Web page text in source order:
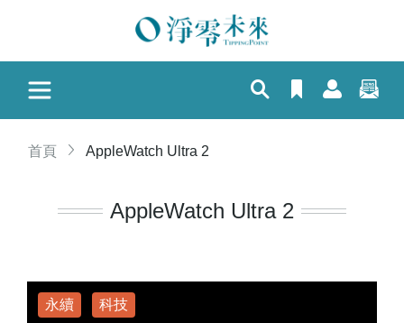
首頁 AppleWatch Ultra 2
AppleWatch Ultra 2
永續 科技